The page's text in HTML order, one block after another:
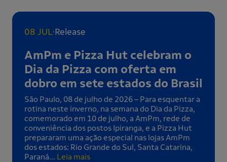
08 JUL.Release
AmPm e Pizza Hut celebram o
Dia da Pizza com oferta em
dobro em sete estados do Brasil
São Paulo, 08 de julho de 2026 – Para esquentar a
rotina neste inverno, na semana do Dia da Pizza,
comemorado em 10 de julho, a AmPm, rede de
conveniência dos postos Ipiranga, e a Pizza Hut
prepararam uma ação especial nas lojas AmPm
dos estados: Rio Grande do Sul, Santa Catarina,
Paraná... Leia mais